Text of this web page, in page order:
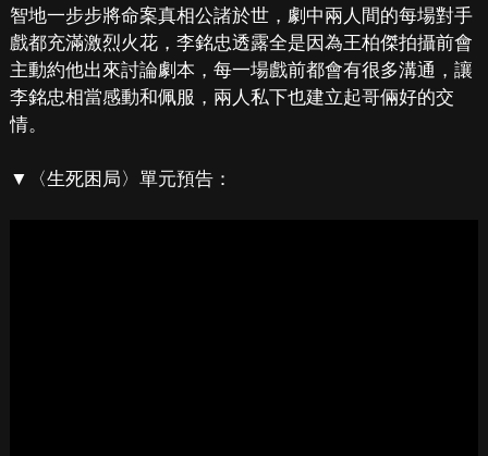
智地一步步將命案真相公諸於世，劇中兩人間的每場對手
戲都充滿激烈火花，李銘忠透露全是因為王柏傑拍攝前會
主動約他出來討論劇本，每一場戲前都會有很多溝通，讓
李銘忠相當感動和佩服，兩人私下也建立起哥倆好的交
情。
▼〈生死困局〉單元預告：